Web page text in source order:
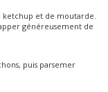
ketchup et de moutarde.
généreusement de
puis parsemer